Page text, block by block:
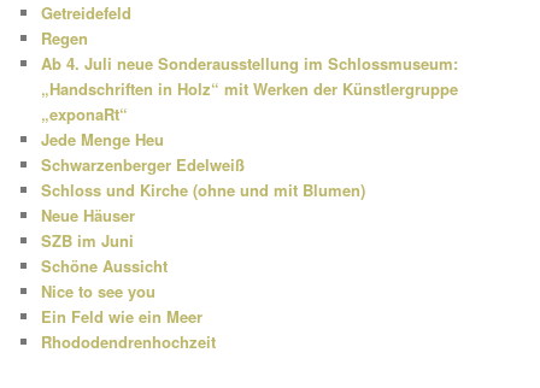
n
Getreidefeld
Regen
Ab 4. Juli neue Sonderausstellung im Schlossmuseum:
„Handschriften in Holz“ mit Werken der Künstlergruppe
„exponaRt“
Jede Menge Heu
Schwarzenberger Edelweiß
Schloss und Kirche (ohne und mit Blumen)
Neue Häuser
SZB im Juni
Schöne Aussicht
Nice to see you
Ein Feld wie ein Meer
Rhododendrenhochzeit